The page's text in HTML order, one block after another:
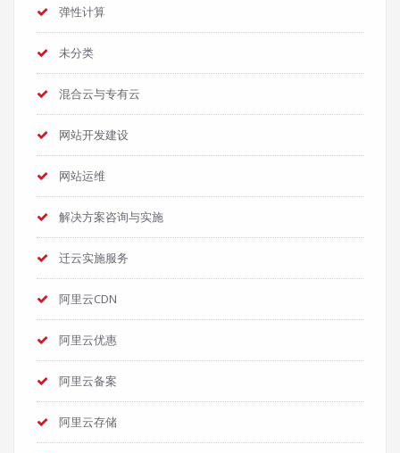
弹性计算
未分类
混合云与专有云
网站开发建设
网站运维
解决方案咨询与实施
迁云实施服务
阿里云CDN
阿里云优惠
阿里云备案
阿里云存储